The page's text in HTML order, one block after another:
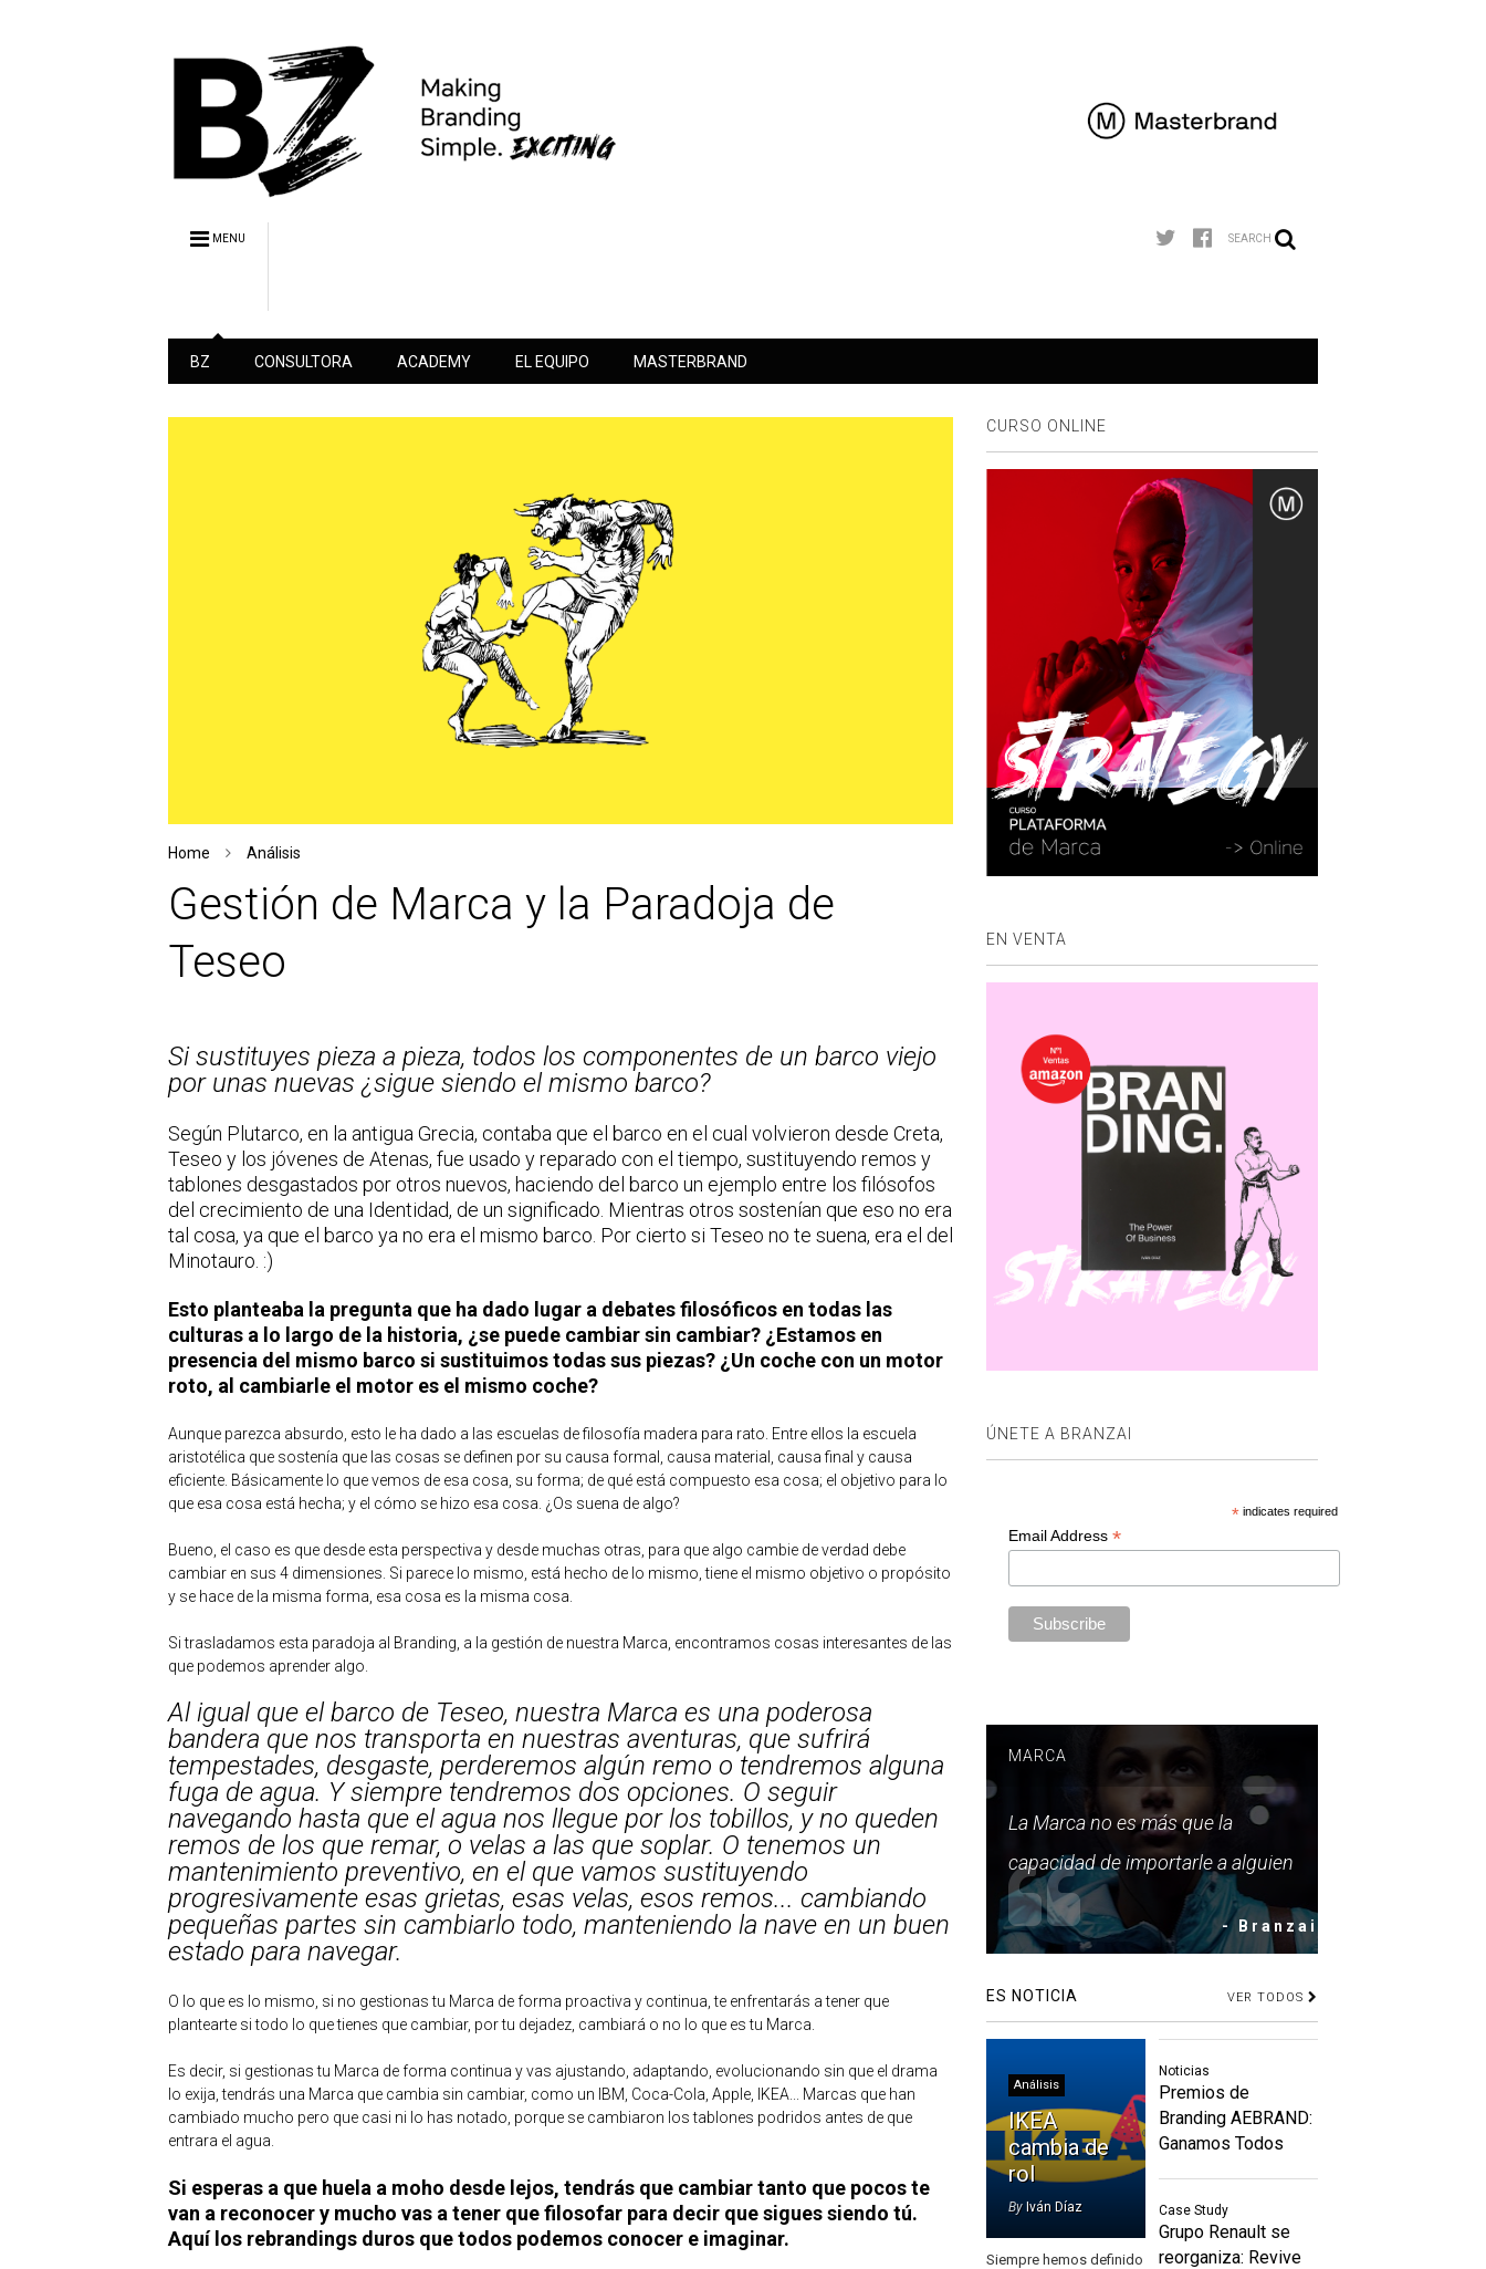
MENU SEARCH
BZ CONSULTORA ACADEMY EL EQUIPO MASTERBRAND
Home Análisis
Gestión de Marca y la Paradoja de
Teseo
Si sustituyes pieza a pieza, todos los componentes de un barco viejo
por unas nuevas ¿sigue siendo el mismo barco?
Según Plutarco, en la antigua Grecia, contaba que el barco en el cual volvieron desde Creta,
Teseo y los jóvenes de Atenas, fue usado y reparado con el tiempo, sustituyendo remos y
tablones desgastados por otros nuevos, haciendo del barco un ejemplo entre los filósofos
del crecimiento de una Identidad, de un significado. Mientras otros sostenían que eso no era
tal cosa, ya que el barco ya no era el mismo barco. Por cierto si Teseo no te suena, era el del
Minotauro. :)
Esto planteaba la pregunta que ha dado lugar a debates filosóficos en todas las
culturas a lo largo de la historia, ¿se puede cambiar sin cambiar? ¿Estamos en
presencia del mismo barco si sustituimos todas sus piezas? ¿Un coche con un motor
roto, al cambiarle el motor es el mismo coche?
Aunque parezca absurdo, esto le ha dado a las escuelas de filosofía madera para rato. Entre ellos la escuela
aristotélica que sostenía que las cosas se definen por su causa formal, causa material, causa final y causa
eficiente. Básicamente lo que vemos de esa cosa, su forma; de qué está compuesto esa cosa; el objetivo para lo
que esa cosa está hecha; y el cómo se hizo esa cosa. ¿Os suena de algo?
Bueno, el caso es que desde esta perspectiva y desde muchas otras, para que algo cambie de verdad debe
cambiar en sus 4 dimensiones. Si parece lo mismo, está hecho de lo mismo, tiene el mismo objetivo o propósito
y se hace de la misma forma, esa cosa es la misma cosa.
Si trasladamos esta paradoja al Branding, a la gestión de nuestra Marca, encontramos cosas interesantes de las
que podemos aprender algo.
Al igual que el barco de Teseo, nuestra Marca es una poderosa
bandera que nos transporta en nuestras aventuras, que sufrirá
tempestades, desgaste, perderemos algún remo o tendremos alguna
fuga de agua. Y siempre tendremos dos opciones. O seguir
navegando hasta que el agua nos llegue por los tobillos, y no queden
remos de los que remar, o velas a las que soplar. O tenemos un
mantenimiento preventivo, en el que vamos sustituyendo
progresivamente esas grietas, esas velas, esos remos... cambiando
pequeñas partes sin cambiarlo todo, manteniendo la nave en un buen
estado para navegar.
O lo que es lo mismo, si no gestionas tu Marca de forma proactiva y continua, te enfrentarás a tener que
plantearte si todo lo que tienes que cambiar, por tu dejadez, cambiará o no lo que es tu Marca.
Es decir, si gestionas tu Marca de forma continua y vas ajustando, adaptando, evolucionando sin que el drama
lo exija, tendrás una Marca que cambia sin cambiar, como un IBM, Coca-Cola, Apple, IKEA... Marcas que han
cambiado mucho pero que casi ni lo has notado, porque se cambiaron los tablones podridos antes de que
entrara el agua.
Si esperas a que huela a moho desde lejos, tendrás que cambiar tanto que pocos te
van a reconocer y mucho vas a tener que filosofar para decir que sigues siendo tú.
Aquí los rebrandings duros que todos podemos conocer e imaginar.
CURSO ONLINE
EN VENTA
ÚNETE A BRANZAI
*indicates required
Email Address *
MARCA
La Marca no es más que la
capacidad de importarle a alguien
- Branzai
ES NOTICIA VER TODOS
Análisis
IKEA
cambia de
rol
By Iván Díaz
Siempre hemos definido
Noticias
Premios de
Branding AEBRAND:
Ganamos Todos
Case Study
Grupo Renault se
reorganiza: Revive